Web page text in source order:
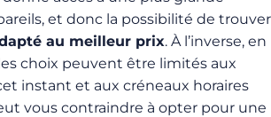
et donc la possibilité de trouver
au meilleur prix. À l’inverse, en
choix peuvent être limités aux
instant et aux créneaux horaires
vous contraindre à opter pour une